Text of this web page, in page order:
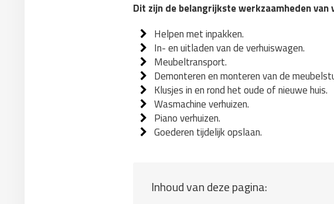
Dit zijn de belangrijkste werkzaamheden van
Helpen met inpakken.
In- en uitladen van de verhuiswagen.
Meubeltransport.
Demonteren en monteren van de
Klusjes in en rond het oude of nieuwe huis.
Wasmachine verhuizen.
Piano verhuizen.
Goederen tijdelijk opslaan.
Inhoud van deze pagina: